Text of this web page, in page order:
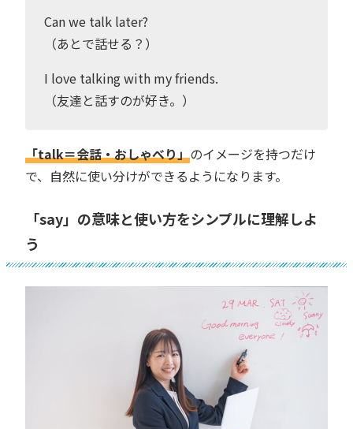
Can we talk later?
（あとで話せる？）
I love talking with my friends.
（友達と話すのが好き。）
「talk＝会話・おしゃべり」のイメージを持つだけ
で、自然に使い分けができるようになります。
「say」の意味と使い方をシンプルに理解しよ
う